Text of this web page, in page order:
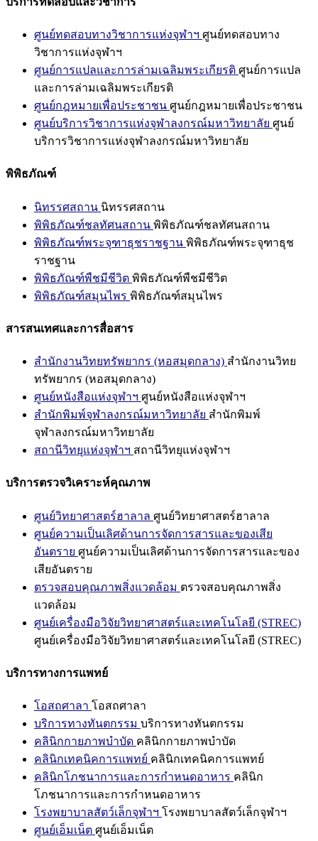
ศูนย์ทดสอบทางวิชาการแห่งจุฬาฯ ศูนย์ทดสอบทาง
วิชาการแห่งจุฬาฯ
ศูนย์การแปลและการล่ามเฉลิมพระเกียรติ ศูนย์การแปล
และการล่ามเฉลิมพระเกียรติ
ศูนย์กฎหมายเพื่อประชาชน ศูนย์กฎหมายเพื่อประชาชน
ศูนย์บริการวิชาการแห่งจุฬาลงกรณ์มหาวิทยาลัย ศูนย์
บริการวิชาการแห่งจุฬาลงกรณ์มหาวิทยาลัย
พิพิธภัณฑ์
นิทรรศสถาน นิทรรศสถาน
พิพิธภัณฑ์ชลทัศนสถาน พิพิธภัณฑ์ชลทัศนสถาน
พิพิธภัณฑ์พระจุฑาธุชราชฐาน พิพิธภัณฑ์พระจุฑาธุช
ราชฐาน
พิพิธภัณฑ์พืชมีชีวิต พิพิธภัณฑ์พืชมีชีวิต
พิพิธภัณฑ์สมุนไพร พิพิธภัณฑ์สมุนไพร
สารสนเทศและการสื่อสาร
สำนักงานวิทยทรัพยากร (หอสมุดกลาง) สำนักงานวิทย
ทรัพยากร (หอสมุดกลาง)
ศูนย์หนังสือแห่งจุฬาฯ ศูนย์หนังสือแห่งจุฬาฯ
สำนักพิมพ์จุฬาลงกรณ์มหาวิทยาลัย สำนักพิมพ์
จุฬาลงกรณ์มหาวิทยาลัย
สถานีวิทยุแห่งจุฬาฯ สถานีวิทยุแห่งจุฬาฯ
บริการตรวจวิเคราะห์คุณภาพ
ศูนย์วิทยาศาสตร์ฮาลาล ศูนย์วิทยาศาสตร์ฮาลาล
ศูนย์ความเป็นเลิศด้านการจัดการสารและของเสีย
อันตราย ศูนย์ความเป็นเลิศด้านการจัดการสารและของ
เสียอันตราย
ตรวจสอบคุณภาพสิ่งแวดล้อม ตรวจสอบคุณภาพสิ่ง
แวดล้อม
ศูนย์เครื่องมือวิจัยวิทยาศาสตร์และเทคโนโลยี (STREC)
ศูนย์เครื่องมือวิจัยวิทยาศาสตร์และเทคโนโลยี (STREC)
บริการทางการแพทย์
โอสถศาลา โอสถศาลา
บริการทางทันตกรรม บริการทางทันตกรรม
คลินิกกายภาพบำบัด คลินิกกายภาพบำบัด
คลินิกเทคนิคการแพทย์ คลินิกเทคนิคการแพทย์
คลินิกโภชนาการและการกำหนดอาหาร คลินิก
โภชนาการและการกำหนดอาหาร
โรงพยาบาลสัตว์เล็กจุฬาฯ โรงพยาบาลสัตว์เล็กจุฬาฯ
ศูนย์เอ็มเน็ต ศูนย์เอ็มเน็ต